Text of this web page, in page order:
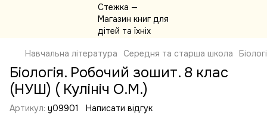
Навчальна література Середня та старша школа
Біологія. Робочий зошит. 8 клас
(НУШ) ( Кулініч О.М.)
Артикул: y09901 Написати відгук